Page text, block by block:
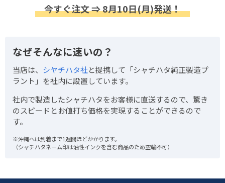
今すぐ注文 ⇒ 8月10日(月)発送！
なぜそんなに速いの？
当店は、 シヤチハタ社と提携して「シャチハタ純正製造プ
ラント」を社内に設置しています。
社内で製造したシャチハタをお客様に直送するので、驚き
のスピードとお値打ち価格を実現することができるので
す。
※沖縄へは到着まで1週間ほどかかります。
（シャチハタネーム印は油性インクを含む商品のため空輸不可）